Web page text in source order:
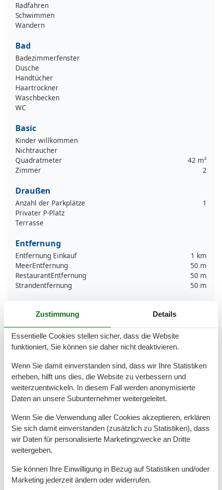
Radfahren
Schwimmen
Wandern
Bad
Badezimmerfenster
Dusche
Handtücher
Haartrockner
Waschbecken
WC
Basic
Kinder willkommen
Nichtraucher
Quadratmeter
42 m²
Zimmer
2
Draußen
Anzahl der Parkplätze
1
Privater P-Platz
Terrasse
Entfernung
Entfernung Einkauf
1 km
MeerEntfernung
50 m
RestaurantEntfernung
50 m
Strandentfernung
50 m
Gefrierfach
Kaffeemaschine
Kochutensilien
Küche
Microwelle
Spülmaschine
Teller
Toaster
Unterkunft
Betten
Bettwäsche
Erstausstattung
Esstisch
Zustimmung Details
Essentielle Cookies stellen sicher, dass die Website
funktioniert, Sie können sie daher nicht deaktivieren.
Wenn Sie damit einverstanden sind, dass wir Ihre Statistiken
erheben, hilft uns dies, die Website zu verbessern und
weiterzuentwickeln. In diesem Fall werden anonymisierte
Daten an unsere Subunternehmer weitergeleitet.
Wenn Sie die Verwendung aller Cookies akzeptieren, erklären
Sie sich damit einverstanden (zusätzlich zu Statistiken), dass
wir Daten für personalisierte Marketingzwecke an Dritte
weitergeben.
Sie können Ihre Einwilligung in Bezug auf Statistiken und/oder
Marketing jederzeit ändern oder widerrufen.